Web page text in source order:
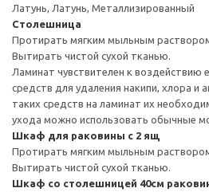
Латунь, Латунь, Металлизированный
Столешница
Протирать мягким мыльным
Вытирать чистой сухой тканью.
Ламинат чувствителен к воздействию
средств для удаления накипи, хлора и
таких средств на ламинат их
ухода можно использовать обычные
Шкаф для раковины с 2 ящ
Протирать мягким мыльным
Вытирать чистой сухой тканью.
Шкаф со столешницей 40см